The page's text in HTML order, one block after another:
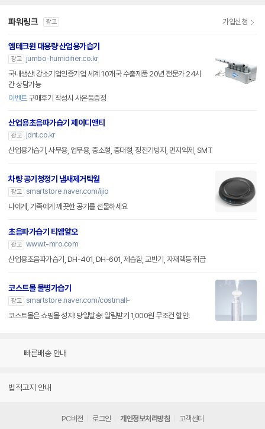
파워링크 광고 가입신청
엠테크윈 대용량 산업용가습기
광고
jumbo-humidifier.co.kr
국내생산! 강소기업인증기업 세계 10개국 수출제품 20년 전문가 24시
간 상담가능
이벤트구매후기 작성시 사은품증정
산업용초음파가습기 제이디앤티
광고
jdnt.co.kr
산업용가습기, 사무용, 업무용, 중소형, 중대형, 정전기방지, 먼지억제, SMT
차량 공기청정기 냄새제거탁월
광고 smartstore.naver.com/ijio
나에게, 가족에게 깨끗한 공기를 선물하세요
초음파가습기 티엠알오
광고 www.t-mro.com
산업용초음파가습기, DH-401, DH-601, 제습함, 교반기, 자재랙등 취급
코스트몰 물병가습기
광고 smartstore.naver.com/costmall-
코스트몰은 쇼핑몰 성지! 당일발송! 알림받기 1,000원 무조건 할인!
빠른배송 안내
법적고지 안내
PC버전 로그인 개인정보처리방침 고객센터